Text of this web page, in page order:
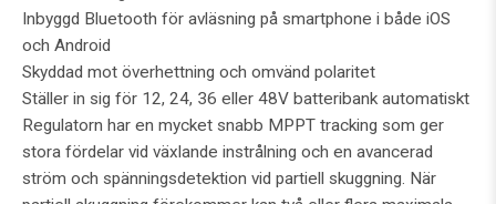
Inbyggd Bluetooth för avläsning på smartphone i både iOS
och Android
Skyddad mot överhettning och omvänd polaritet
Ställer in sig för 12, 24, 36 eller 48V batteribank automatiskt
Regulatorn har en mycket snabb MPPT tracking som ger
stora fördelar vid växlande instrålning och en avancerad
ström och spänningsdetektion vid partiell skuggning. När